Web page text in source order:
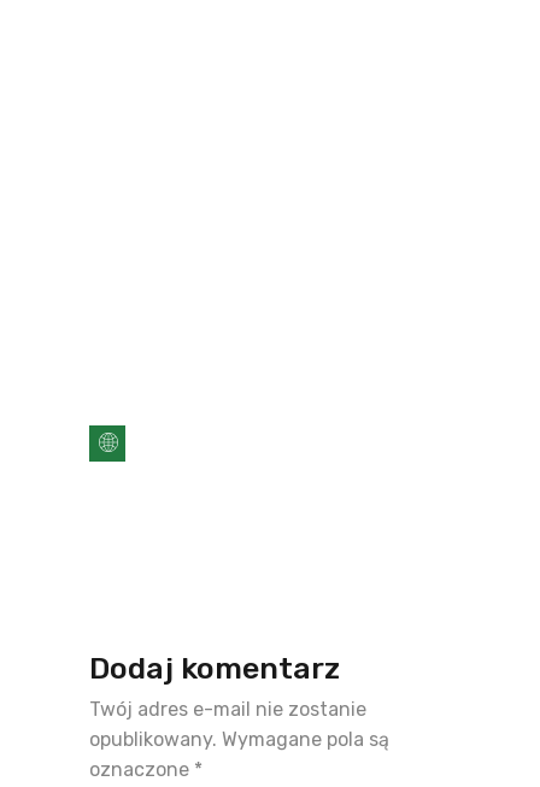
Dodaj komentarz
Twój adres e-mail nie zostanie
opublikowany. Wymagane pola są
oznaczone *